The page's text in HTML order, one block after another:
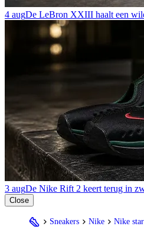
4 augDe LeBron XXIII haalt een
3 augDe Nike Rift 2 keert terug in
Close
Sneakers Nike Nike